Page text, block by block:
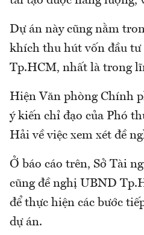
Dự án này cũng nằm
khích thu hút vốn đầu tư
Tp.HCM, nhất là trong
Hiện Văn phòng Chính
ý kiến chỉ đạo của Phó
Hải về việc xem xét đề
Ở báo cáo trên, Sở Tài
cũng đề nghị UBND
để thực hiện các bước
dự án.